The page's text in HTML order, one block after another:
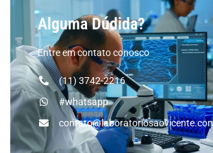
Alguma Dúdida?
Entre em contato conosco
(11) 3742-2216
#whatsapp